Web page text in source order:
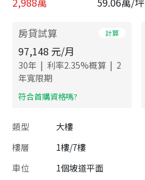
房貸試算 計算
97,148 元/月
30年 | 利率2.35%概算 | 2
年寬限期
​符合首購資格嗎?
類型 大樓
樓層
1樓/7樓
車位
1個坡道平面